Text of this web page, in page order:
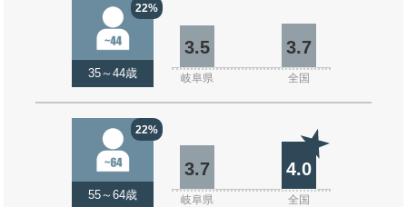
22%
35～44歳
3.5 3.7
岐阜県 全国
22%
55～64歳
3.7 4.0
岐阜県 全国